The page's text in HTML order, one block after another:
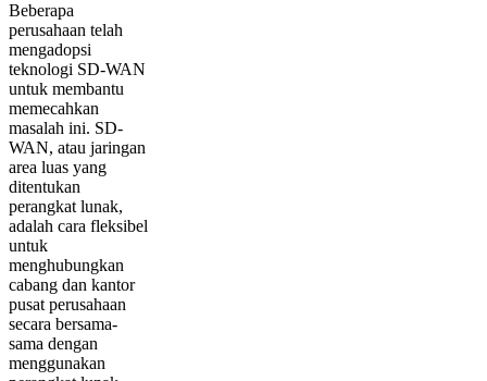
Beberapa
perusahaan telah
mengadopsi
teknologi SD-WAN
untuk membantu
memecahkan
masalah ini. SD-
WAN, atau jaringan
area luas yang
ditentukan
perangkat lunak,
adalah cara fleksibel
untuk
menghubungkan
cabang dan kantor
pusat perusahaan
secara bersama-
sama dengan
menggunakan